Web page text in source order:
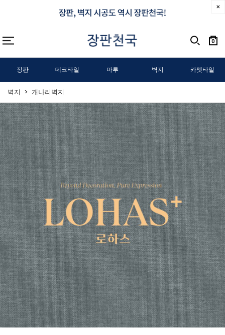
0
장판 데코타일 마루 벽지 카펫타일
벽지 개나리벽지